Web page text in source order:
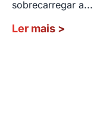
sobrecarregar a...
Ler mais >